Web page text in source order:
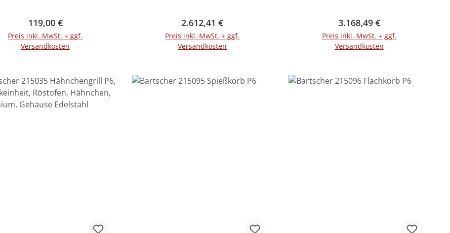
Regulärer Preis:
119,00 €
Preis inkl. MwSt. + ggf.
Versandkosten
Regulärer Preis:
2.612,41 €
Preis inkl. MwSt. + ggf.
Versandkosten
Regulärer Preis:
3.168,49 €
Preis inkl. MwSt. + ggf.
Versandkosten